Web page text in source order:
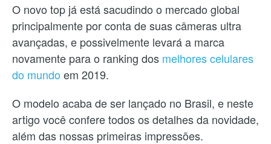
O novo top já está sacudindo o mercado global
principalmente por conta de suas câmeras ultra
avançadas, e possivelmente levará a marca
novamente para o ranking dos melhores celulares
do mundoem 2019.
O modelo acaba de ser lançado no Brasil, e neste
artigo você confere todos os detalhes da novidade,
além das nossas primeiras impressões.